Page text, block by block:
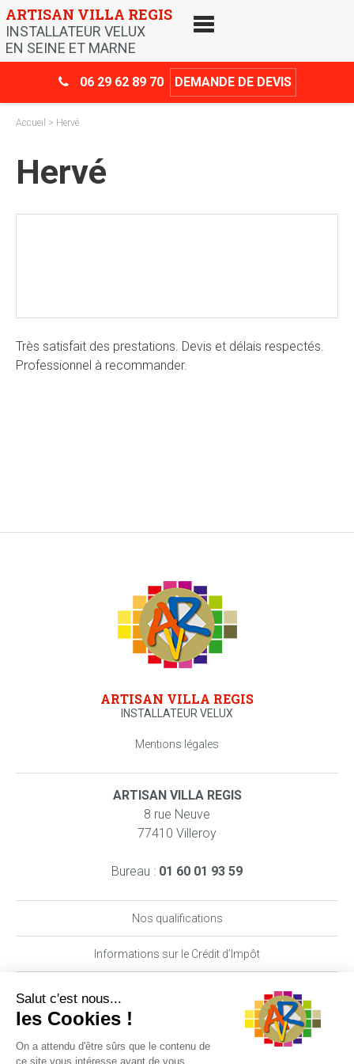
Skip
to
content
ARTISAN VILLA REGIS
INSTALLATEUR VELUX
EN SEINE ET MARNE
06 29 62 89 70 DEMANDE DE DEVIS
Accueil > Hervé
Hervé
Très satisfait des prestations. Devis et délais respectés.
Professionnel à recommander.
ARTISAN VILLA REGIS
INSTALLATEUR VELUX
Mentions légales
ARTISAN VILLA REGIS
8 rue Neuve
77410 Villeroy
Bureau : 01 60 01 93 59
Nos qualifications
Informations sur le Crédit d’Impôt